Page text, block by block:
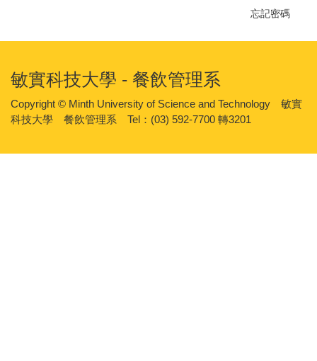
忘記密碼
敏實科技大學 - 餐飲管理系
Copyright © Minth University of Science and Technology 敏實
科技大學 餐飲管理系 Tel：(03) 592-7700 轉3201